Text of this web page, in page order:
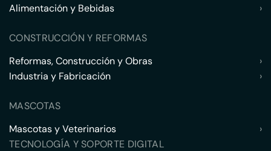
Alimentación y Bebidas
›
CONSTRUCCIÓN Y REFORMAS
Reformas, Construcción y Obras
›
Industria y Fabricación
›
MASCOTAS
Mascotas y Veterinarios
›
TECNOLOGÍA Y SOPORTE DIGITAL